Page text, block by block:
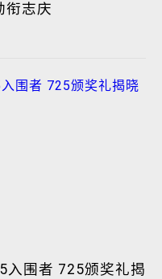
衔志庆
入围者 725颁奖礼揭